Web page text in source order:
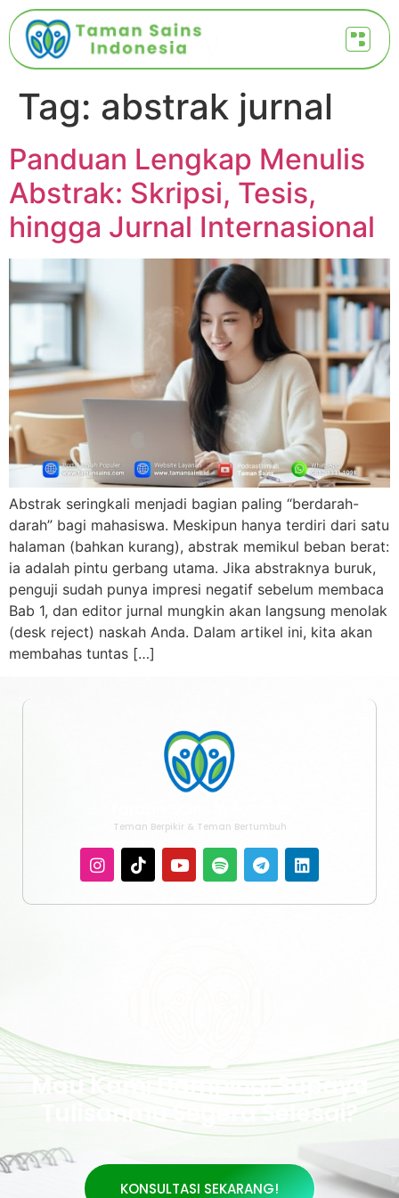
Tag: abstrak jurnal
Panduan Lengkap Menulis
Abstrak: Skripsi, Tesis,
hingga Jurnal Internasional
Abstrak seringkali menjadi bagian paling “berdarah-
darah” bagi mahasiswa. Meskipun hanya terdiri dari satu
halaman (bahkan kurang), abstrak memikul beban berat:
ia adalah pintu gerbang utama. Jika abstraknya buruk,
penguji sudah punya impresi negatif sebelum membaca
Bab 1, dan editor jurnal mungkin akan langsung menolak
(desk reject) naskah Anda. Dalam artikel ini, kita akan
membahas tuntas […]
Teman Berpikir & Teman Bertumbuh
Mau Kami Dampingi Supaya
Tulisanmu Segera Selesai?
KONSULTASI SEKARANG!